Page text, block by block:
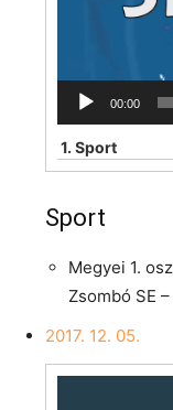
00:00
1. Sport
Sport
Megyei 1.
Zsombó SE
2017. 12. 05.